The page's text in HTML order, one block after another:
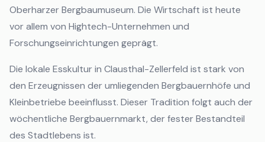
Oberharzer Bergbaumuseum. Die Wirtschaft ist heute
vor allem von Hightech-Unternehmen und
Forschungseinrichtungen geprägt.
Die lokale Esskultur in Clausthal-Zellerfeld ist stark von
den Erzeugnissen der umliegenden Bergbauernhöfe und
Kleinbetriebe beeinflusst. Dieser Tradition folgt auch der
wöchentliche Bergbauernmarkt, der fester Bestandteil
des Stadtlebens ist.